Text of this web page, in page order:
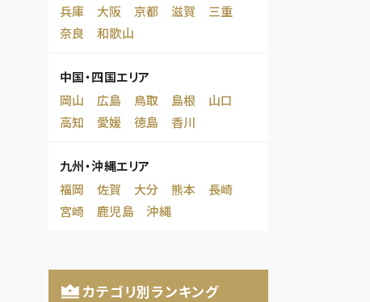
兵庫
大阪 京都 滋賀
三重
奈良
和歌山
中国・四国エリア
岡山
広島 鳥取 島根
山口
高知
愛媛 徳島 香川
九州・沖縄エリア
福岡
佐賀 大分 熊本
長崎
宮崎
鹿児島 沖縄
カテゴリ別ランキング